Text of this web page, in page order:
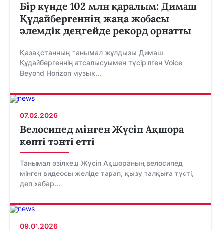
Бір күнде 102 млн қаралым: Димаш
Құдайбергеннің жаңа жобасы
әлемдік деңгейде рекорд орнатты
Қазақстанның танымал жұлдызы Димаш
Құдайбергеннің атсалысуымен түсірілген Voice
Beyond Horizon музык...
07.02.2026
Велосипед мінген Жүсіп Ақшора
көпті тәнті етті
Танымал әзілкеш Жүсіп Ақшораның велосипед
мінген видеосы желіде тарап, қызу талқыға түсті,
деп хабар...
09.01.2026